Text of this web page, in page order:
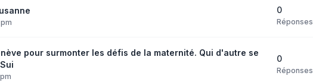
0
Réponses
pour surmonter les défis de la maternité. Qui d'autre se
0
Réponses